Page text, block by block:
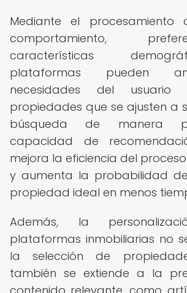
Mediante el
comportamiento,
características
plataformas pueden
necesidades del usuario
propiedades que se ajusten a
búsqueda de manera
capacidad de
mejora la eficiencia del
y aumenta la probabilidad
propiedad ideal en menos
Además, la
plataformas inmobiliarias no
la selección de
también se extiende a la